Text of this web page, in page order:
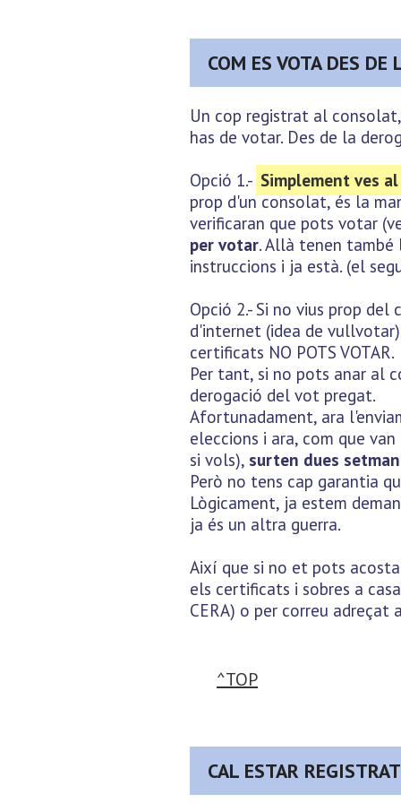
COM ES VOTA DES
Un cop registrat al
has de votar. Des de la
Opció 1.- Simplement ves
prop d'un consolat, és la
verificaran que pots votar
per votar. Allà tenen
instruccions i ja està. (el
Opció 2.- Si no vius prop
d'internet (idea de
certificats NO POTS VOTAR.
Per tant, si no pots anar al
derogació del vot pregat.
Afortunadament, ara
eleccions i ara, com que
si vols), surten dues
Però no tens cap garantia
Lògicament, ja estem
ja és un altra guerra.
Així que si no et pots
els certificats i sobres a
CERA) o per correu
^TOP
CAL ESTAR